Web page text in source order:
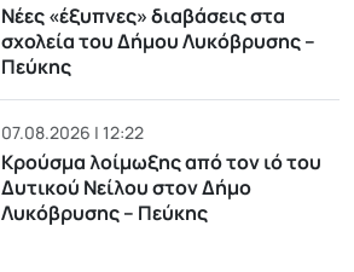
Νέες «έξυπνες» διαβάσεις στα
σχολεία του Δήμου Λυκόβρυσης –
Πεύκης
07.08.2026 | 12:22
Κρούσμα λοίμωξης από τον ιό του
Δυτικού Νείλου στον Δήμο
Λυκόβρυσης – Πεύκης